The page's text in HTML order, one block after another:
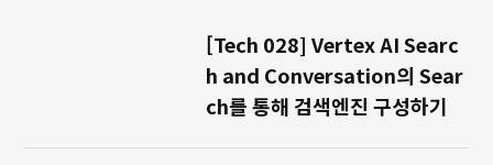
[Tech 028] Vertex AI Searc
h and Conversation의 Sear
ch를 통해 검색엔진 구성하기